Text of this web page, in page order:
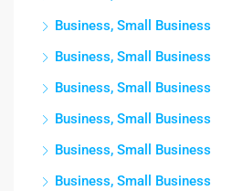
Business, Small Business
Business, Small Business
Business, Small Business
Business, Small Business
Business, Small Business
Business, Small Business